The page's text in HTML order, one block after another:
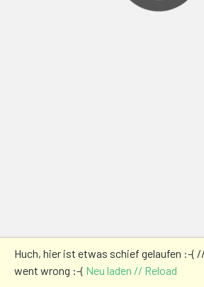
Huch, hier ist etwas schief gelaufen :-(
went wrong :-( Neu laden // Reload